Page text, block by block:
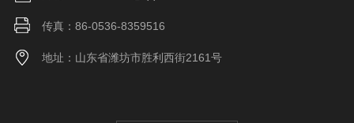
传真：86-0536-8359516
地址：山东省潍坊市胜利西街2161号